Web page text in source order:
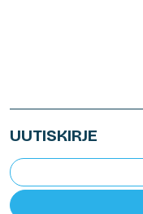
UUTISKIRJE